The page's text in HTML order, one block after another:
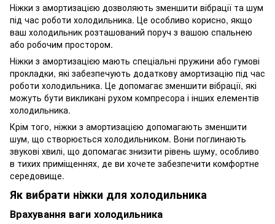
Ніжки з амортизацією дозволяють зменшити вібрації та шум
під час роботи холодильника. Це особливо корисно, якщо
ваш холодильник розташований поруч з вашою спальнею
або робочим простором.
Ніжки з амортизацією мають спеціальні пружини або гумові
прокладки, які забезпечують додаткову амортизацію під час
роботи холодильника. Це допомагає зменшити вібрації, які
можуть бути викликані рухом компресора і інших елементів
холодильника.
Крім того, ніжки з амортизацією допомагають зменшити
шум, що створюється холодильником. Вони поглинають
звукові хвилі, що допомагає знизити рівень шуму, особливо
в тихих приміщеннях, де ви хочете забезпечити комфортне
середовище.
Як вибрати ніжки для холодильника
Врахування ваги холодильника